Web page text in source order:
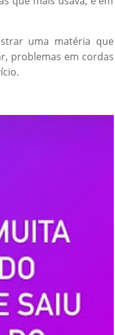
uma matéria que
problemas em cordas